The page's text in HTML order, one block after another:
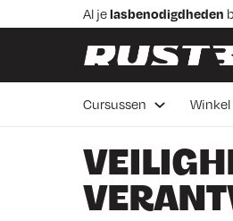
Skip to contentAl jelasbenodigdheden
Advies van vakmensen
Cursussen Winkel